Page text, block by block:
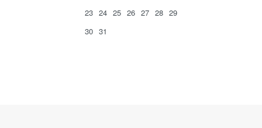
23 24 25 26 27 28 29
30 31